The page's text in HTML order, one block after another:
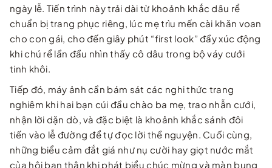
ngày lễ. Tiến trình này trải dài từ khoảnh khắc dâu rể
chuẩn bị trang phục riêng, lúc mẹ trìu mến cài khăn voan
cho con gái, cho đến giây phút “first look” đầy xúc động
khi chú rể lần đầu nhìn thấy cô dâu trong bộ váy cưới
tinh khôi.
Tiếp đó, máy ảnh cần bám sát các nghi thức trang
nghiêm khi hai bạn cúi đầu chào ba mẹ, trao nhẫn cưới,
nhận lời dặn dò, và đặc biệt là khoảnh khắc sánh đôi
tiến vào lễ đường để tự đọc lời thề nguyện. Cuối cùng,
những biểu cảm đắt giá như nụ cười hay giọt nước mắt
của hội bạn thân khi phát biểu chúc mừng và màn bung